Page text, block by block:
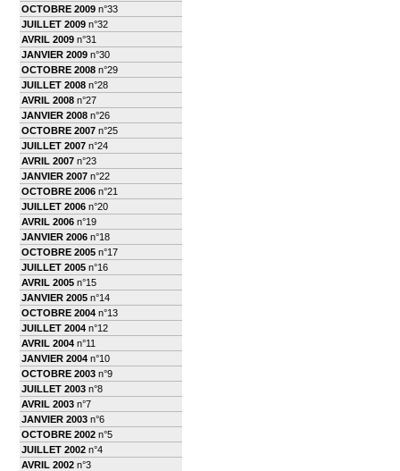
OCTOBRE 2009 n°33
JUILLET 2009 n°32
AVRIL 2009 n°31
JANVIER 2009 n°30
OCTOBRE 2008 n°29
JUILLET 2008 n°28
AVRIL 2008 n°27
JANVIER 2008 n°26
OCTOBRE 2007 n°25
JUILLET 2007 n°24
AVRIL 2007 n°23
JANVIER 2007 n°22
OCTOBRE 2006 n°21
JUILLET 2006 n°20
AVRIL 2006 n°19
JANVIER 2006 n°18
OCTOBRE 2005 n°17
JUILLET 2005 n°16
AVRIL 2005 n°15
JANVIER 2005 n°14
OCTOBRE 2004 n°13
JUILLET 2004 n°12
AVRIL 2004 n°11
JANVIER 2004 n°10
OCTOBRE 2003 n°9
JUILLET 2003 n°8
AVRIL 2003 n°7
JANVIER 2003 n°6
OCTOBRE 2002 n°5
JUILLET 2002 n°4
AVRIL 2002 n°3